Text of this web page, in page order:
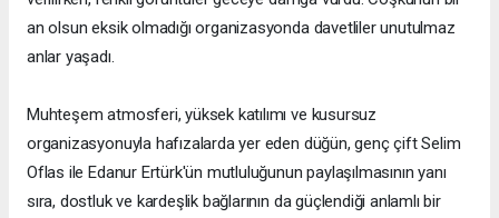
an olsun eksik olmadığı organizasyonda davetliler unutulmaz
anlar yaşadı.
Muhteşem atmosferi, yüksek katılımı ve kusursuz
organizasyonuyla hafızalarda yer eden düğün, genç çift Selim
Oflas ile Edanur Ertürk'ün mutluluğunun paylaşılmasının yanı
sıra, dostluk ve kardeşlik bağlarının da güçlendiği anlamlı bir